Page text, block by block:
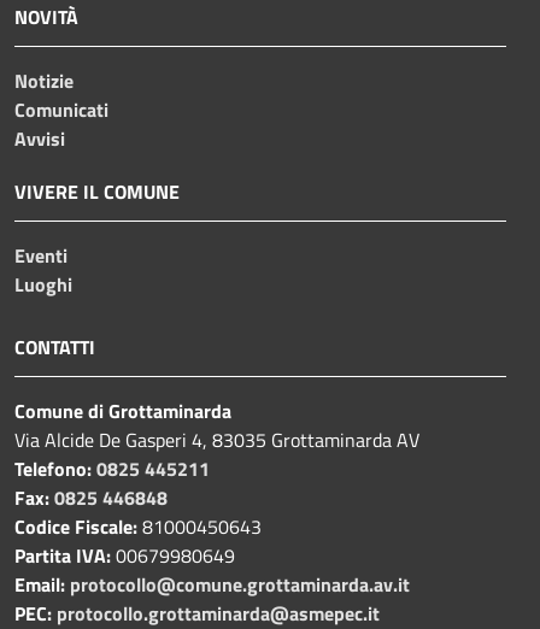
NOVITÀ
Notizie
Comunicati
Avvisi
VIVERE IL COMUNE
Eventi
Luoghi
CONTATTI
Comune di Grottaminarda
Via Alcide De Gasperi 4, 83035 Grottaminarda AV
Telefono:0825 445211
Fax:0825 446848
Codice Fiscale:81000450643
Partita IVA:00679980649
Email: protocollo@comune.grottaminarda.av.it
PEC: protocollo.grottaminarda@asmepec.it